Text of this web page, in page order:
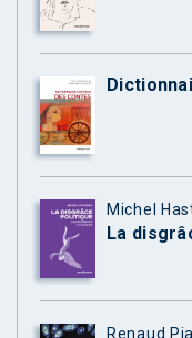
Michel
La
Renaud